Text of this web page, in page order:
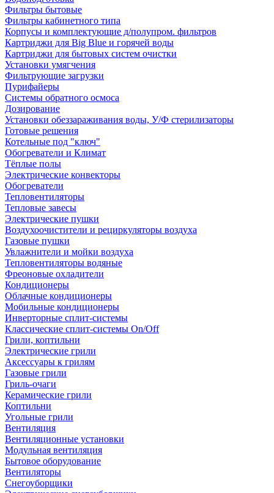
Фильтры бытовые
Фильтры кабинетного типа
Корпусы и комплектующие д/полупром. фильтров
Картриджи для Big Blue и горячей воды
Картриджи для бытовых систем очистки
Установки умягчения
Фильтрующие загрузки
Пурифайеры
Системы обратного осмоса
Дозирование
Установки обеззараживания воды, У/Ф стерилизаторы
Готовые решения
Котельные под "ключ"
Обогреватели и Климат
Тёплые полы
Электрические конвекторы
Обогреватели
Тепловентиляторы
Тепловые завесы
Электрические пушки
Воздухоочистители и рециркуляторы воздуха
Газовые пушки
Увлажнители и мойки воздуха
Тепловентиляторы водяные
Фреоновые охладители
Кондиционеры
Облачные кондиционеры
Мобильные кондиционеры
Инверторные сплит-системы
Классические сплит-системы On/Off
Грили, коптильни
Электрические грили
Аксессуары к грилям
Газовые грили
Гриль-очаги
Керамические грили
Коптильни
Угольные грили
Вентиляция
Вентиляционные установки
Модульная вентиляция
Бытовое оборудование
Вентиляторы
Снегоуборщики